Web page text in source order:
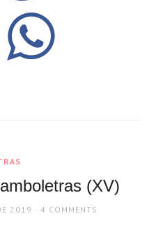
(XV)
2019 4 COMMENTS